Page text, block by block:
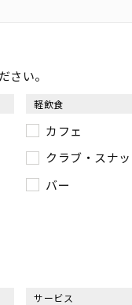
さい。
軽飲食
カフェ
クラブ・スナ
バー
サービス